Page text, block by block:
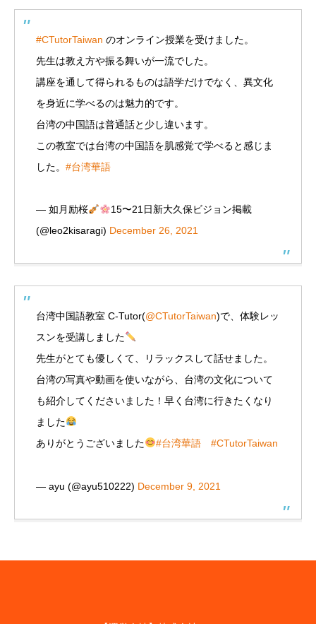
#CTutorTaiwan のオンライン授業を受けました。
先生は教え方や振る舞いが一流でした。
講座を通して得られるものは語学だけでなく、異文化
を身近に学べるのは魅力的です。
台湾の中国語は普通話と少し違います。
この教室では台湾の中国語を肌感覚で学べると感じま
した。 #台湾華語
— 如月励桜
15〜21日新大久保ビジョン掲載
(@leo2kisaragi) December 26, 2021
台湾中国語教室 C-Tutor(@CTutorTaiwan)で、体験レッ
スンを受講しました
先生がとても優しくて、リラックスして話せました。
台湾の写真や動画を使いながら、台湾の文化について
も紹介してくださいました！早く台湾に行きたくなり
ました
ありがとうございました
#台湾華語 #CTutorTaiwan
— ayu (@ayu510222) December 9, 2021